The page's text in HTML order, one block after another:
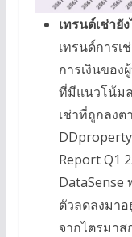
เทรนด์เช่ายั
เทรนด์การเ
การเงินของ
ที่มีแนวโน้ม
เช่าที่ถูกลง
Report Q1
DataSense
ตัวลดลงมาอ
จากไตรมา